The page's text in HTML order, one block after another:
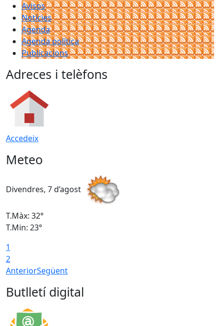
Avisos
Notícies
Agenda
Agenda política
Publicacions
Adreces i telèfons
Accedeix
Meteo
Divendres, 7 d’agost
T.Màx: 32°
T.Min: 23°
1
2
AnteriorSegüent
Butlletí digital